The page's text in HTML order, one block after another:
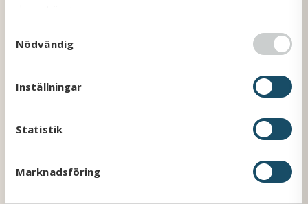
deras tjänster.
Nödvändig
Inställningar
Statistik
Marknadsföring